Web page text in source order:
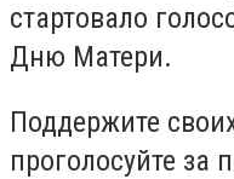
стартовало
Дню Матери.
Поддержите
проголосуйте за